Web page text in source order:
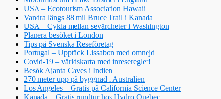
USA – Ecotourism Association Hawaii
Vandra längs 88 mil Bruce Trail i Kanada
USA – Cykla mellan sevärdheter i Washington
Planera besöket i London
Tips på Svenska Reseföretag
Portugal – Upptäck Lissabon med omnejd
Covid-19 – världskarta med inreseregler!
Besök Ajanta Caves i Indien
270 meter upp på byggnad i Australien
Los Angeles – Gratis på California Science Center
Kanada – Gratis rundtur hos Hydro Quebec